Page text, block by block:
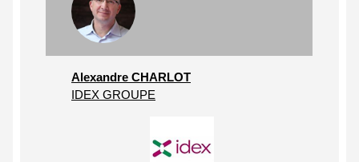
Alexandre CHARLOT
IDEX GROUPE